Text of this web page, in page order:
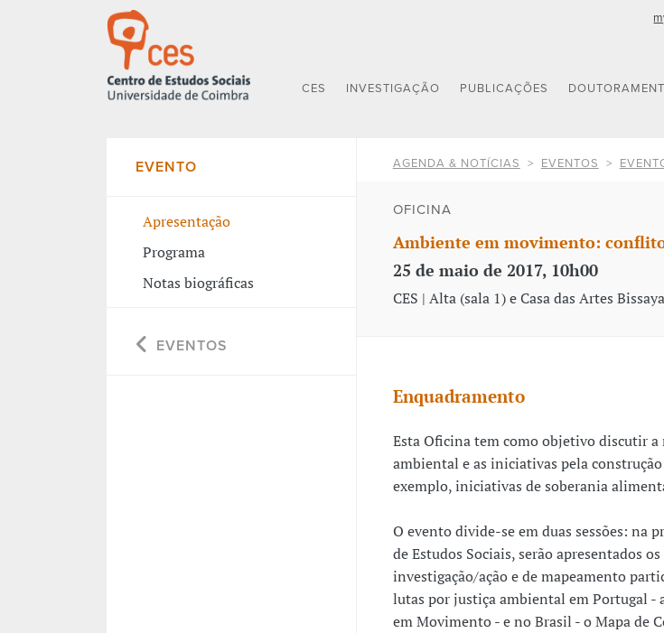
CES INVESTIGAÇÃO PUBLICAÇÕES
EVENTO
Apresentação
Programa
Notas biográficas
EVENTOS
AGENDA & NOTÍCIAS EVENTOS
OFICINA
Ambiente em movimento:
25 de maio de 2017, 10h00
CES | Alta (sala 1) e Casa das Artes
Enquadramento
Esta Oficina tem como objetivo discutir
ambiental e as iniciativas pela
exemplo, iniciativas de soberania
O evento divide-se em duas sessões: na
de Estudos Sociais, serão apresentados
investigação/ação e de mapeamento
lutas por justiça ambiental em Portugal
em Movimento - e no Brasil - o Mapa de